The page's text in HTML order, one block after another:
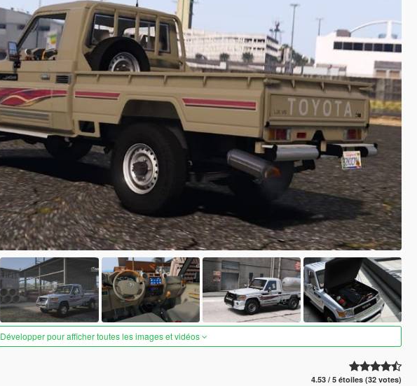
Développer pour afficher toutes les images et vidéos
4.53 / 5 étoiles (32 votes)